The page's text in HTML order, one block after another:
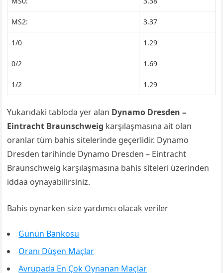
MS2: 3.37
1/0 1.29
0/2 1.69
1/2 1.29
Yukarıdaki tabloda yer alan Dynamo Dresden –
Eintracht Braunschweig karşılaşmasına ait olan
oranlar tüm bahis sitelerinde geçerlidir. Dynamo
Dresden tarihinde Dynamo Dresden – Eintracht
Braunschweig karşılaşmasına bahis siteleri üzerinden
iddaa oynayabilirsiniz.
Bahis oynarken size yardımcı olacak veriler
Günün Bankosu
Oranı Düşen Maçlar
Avrupada En Çok Oynanan Maçlar